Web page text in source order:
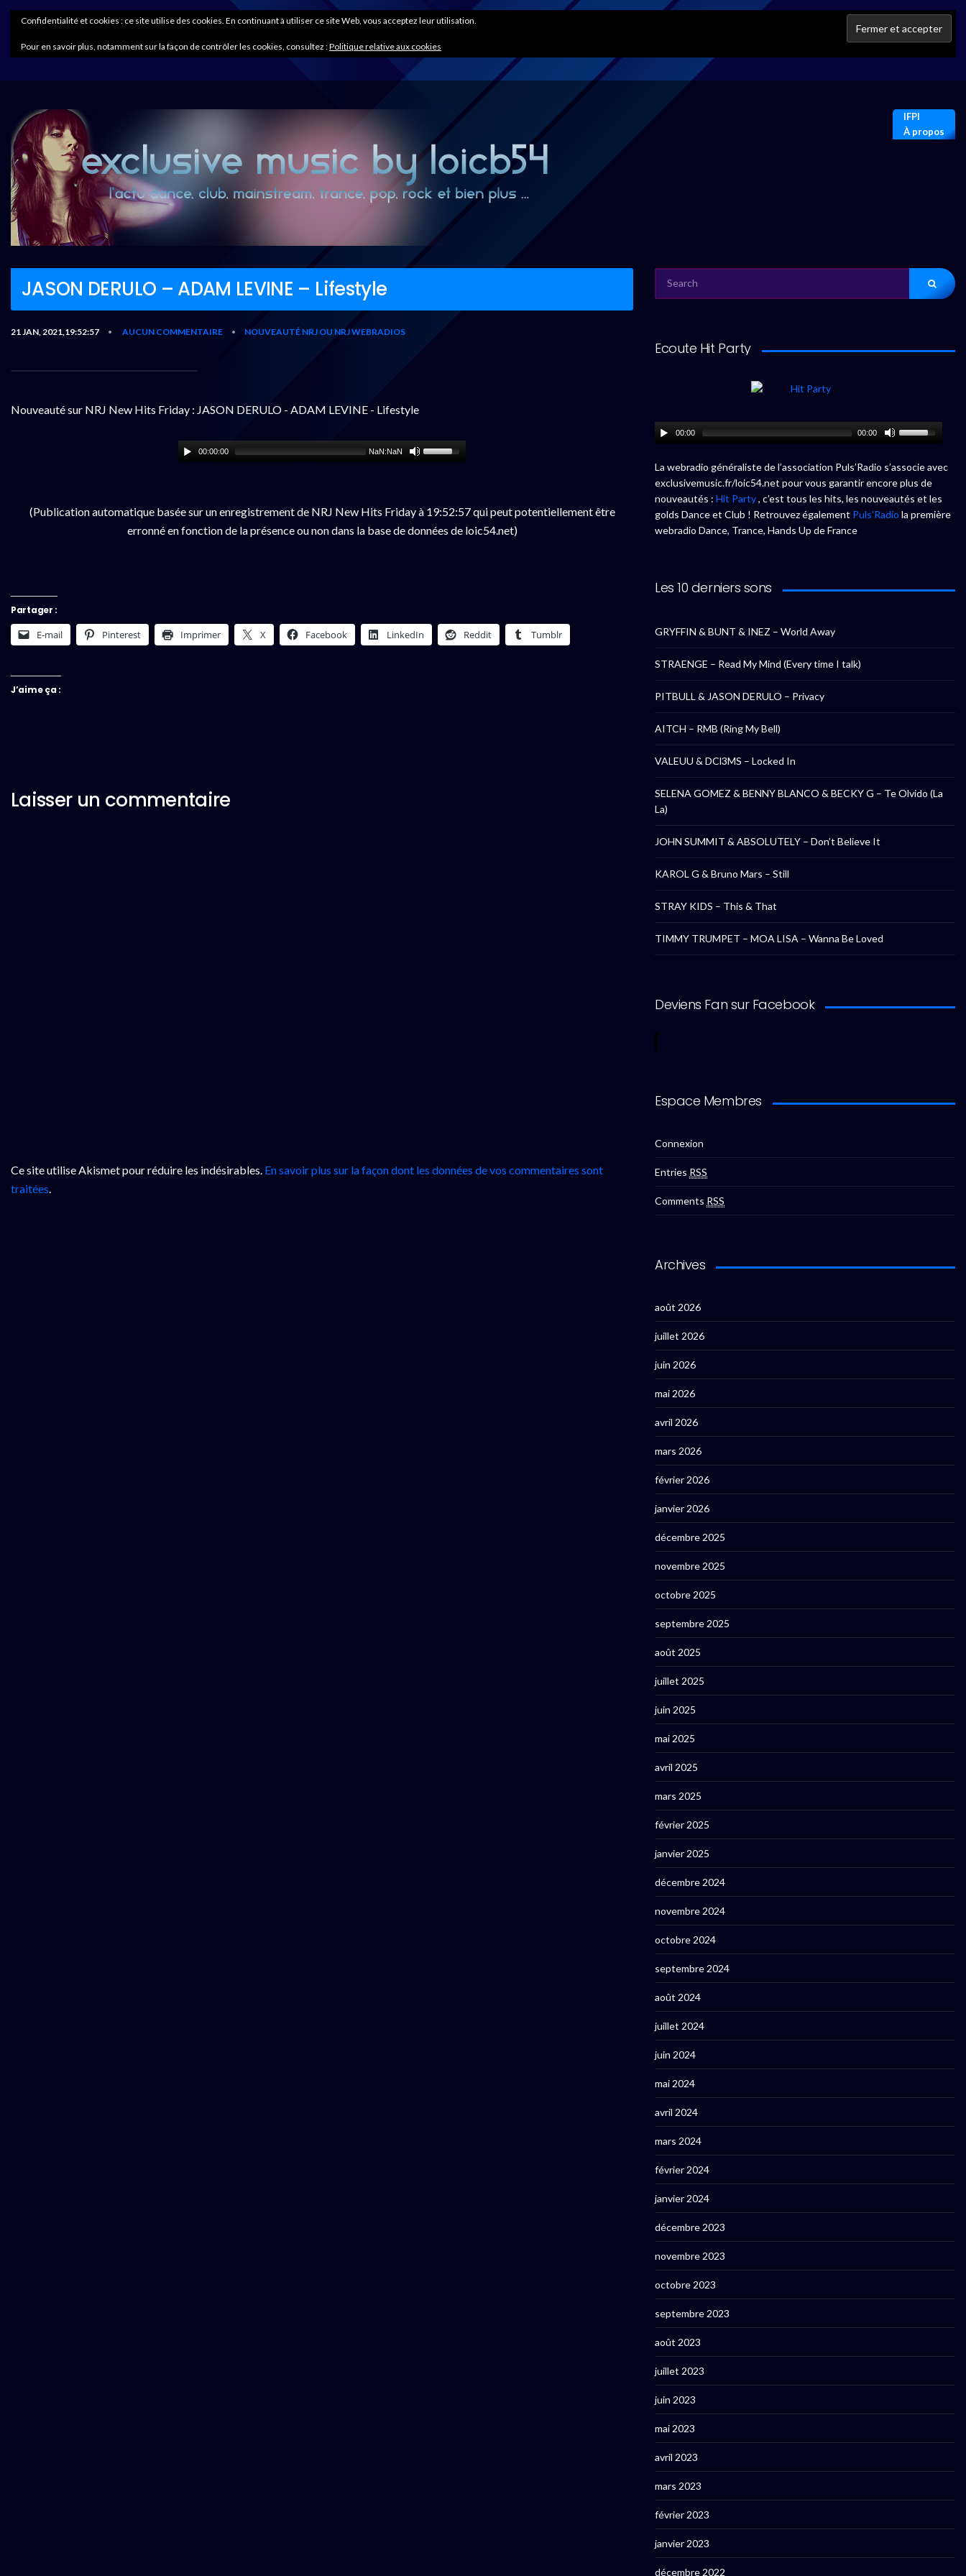
IFPI
À propos
JASON DERULO – ADAM LEVINE – Lifestyle
21 JAN, 2021,19:52:57 • AUCUN COMMENTAIRE • NOUVEAUTÉ NRJ OU NRJ WEBRADIOS
Nouveauté sur NRJ New Hits Friday : JASON DERULO - ADAM LEVINE - Lifestyle
00:00:00 NaN:NaN
(Publication automatique basée sur un enregistrement de NRJ New Hits Friday à 19:52:57 qui peut potentiellement être
erronné en fonction de la présence ou non dans la base de données de loic54.net)
Partager :
E-mail Pinterest Imprimer X Facebook LinkedIn Reddit Tumblr
J’aime ça :
Laisser un commentaire
Ce site utilise Akismet pour réduire les indésirables. En savoir plus sur la façon dont les données de vos commentaires sont
traitées.
FOR:
Ecoute Hit Party
00:00 00:00
La webradio généraliste de l’association Puls’Radio s’associe avec
exclusivemusic.fr/loic54.net pour vous garantir encore plus de
nouveautés : Hit Party, c’est tous les hits, les nouveautés et les
golds Dance et Club ! Retrouvez également Puls’Radio la première
webradio Dance, Trance, Hands Up de France
Les 10 derniers sons
GRYFFIN & BUNT & INEZ – World Away
STRAENGE – Read My Mind (Every time I talk)
PITBULL & JASON DERULO – Privacy
AITCH – RMB (Ring My Bell)
VALEUU & DCl3MS – Locked In
SELENA GOMEZ & BENNY BLANCO & BECKY G – Te Olvido (La
La)
JOHN SUMMIT & ABSOLUTELY – Don’t Believe It
KAROL G & Bruno Mars – Still
STRAY KIDS – This & That
TIMMY TRUMPET – MOA LISA – Wanna Be Loved
Deviens Fan sur Facebook
Espace Membres
Connexion
Entries RSS
Comments RSS
Archives
août 2026
juillet 2026
juin 2026
mai 2026
avril 2026
mars 2026
février 2026
janvier 2026
décembre 2025
novembre 2025
octobre 2025
septembre 2025
août 2025
juillet 2025
juin 2025
mai 2025
avril 2025
mars 2025
février 2025
janvier 2025
décembre 2024
novembre 2024
octobre 2024
septembre 2024
août 2024
juillet 2024
juin 2024
mai 2024
avril 2024
mars 2024
février 2024
janvier 2024
décembre 2023
novembre 2023
octobre 2023
septembre 2023
août 2023
juillet 2023
juin 2023
mai 2023
avril 2023
mars 2023
février 2023
janvier 2023
décembre 2022
Confidentialité et cookies : ce site utilise des cookies. En continuant à utiliser ce site Web, vous acceptez leur utilisation.
Pour en savoir plus, notamment sur la façon de contrôler les cookies, consultez :Politique relative aux cookies